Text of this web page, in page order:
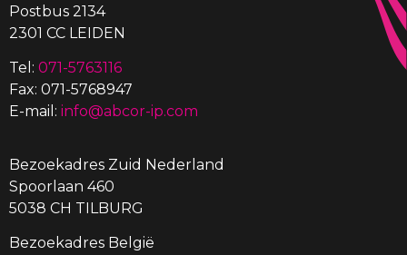
Postbus 2134
2301 CC LEIDEN
Tel: 071-5763116
Fax: 071-5768947
E-mail: info@abcor-ip.com
Bezoekadres Zuid Nederland
Spoorlaan 460
5038 CH TILBURG
Bezoekadres België